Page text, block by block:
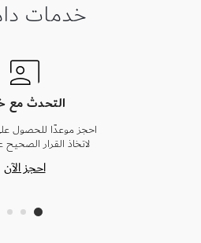
خدمات
التحدث مع
احجز موعدًا للحصول
لاتخاذ القرار الصحيح
احجز الآن